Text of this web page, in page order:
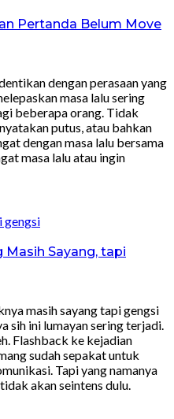
Pertanda Belum Move
dengan perasaan yang
masa lalu sering
beberapa orang. Tidak
putus, atau bahkan
dengan masa lalu bersama
masa lalu atau ingin
Masih Sayang, tapi
masih sayang tapi gengsi
sih ini lumayan sering terjadi.
Flashback ke kejadian
sudah sepakat untuk
Tapi yang namanya
akan seintens dulu.